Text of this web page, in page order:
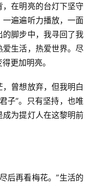
在明亮的台灯下坚守
遍遍听力播放，一面
脚步中，我寻回了我
生活，热爱世界。尽
更加明亮。
曾想放弃，但我明白
子”。只有坚持，也唯
为提灯人在这黎明前
后再看梅花。”生活的